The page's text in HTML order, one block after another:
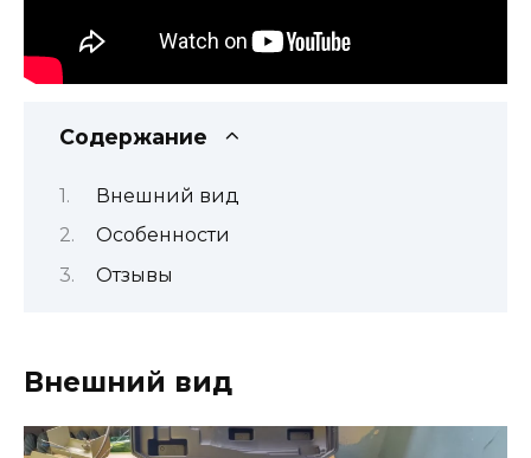
Содержание
Внешний вид
Особенности
Отзывы
Внешний вид